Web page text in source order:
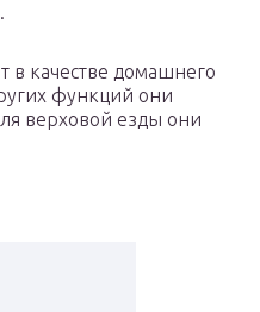
в качестве домашнего
функций они
верховой езды они